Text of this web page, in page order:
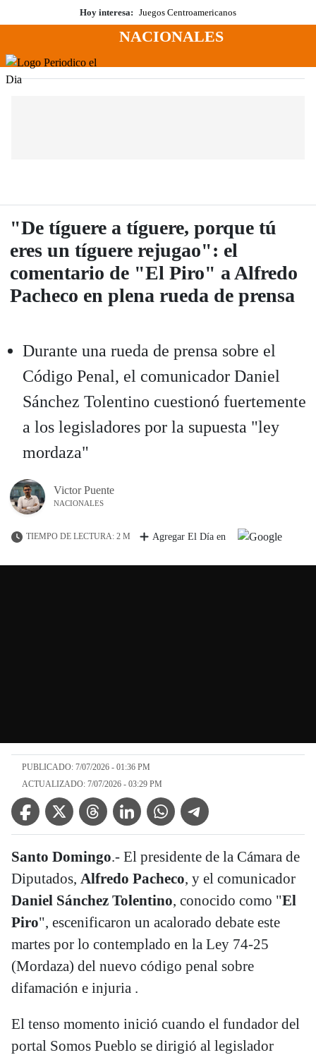
al
Hoy interesa: Juegos Centroamericanos
Menú
NACIONALES
"De tíguere a tíguere, porque tú
eres un tíguere rejugao": el
comentario de "El Piro" a Alfredo
Pacheco en plena rueda de prensa
Durante una rueda de prensa sobre el
Código Penal, el comunicador Daniel
Sánchez Tolentino cuestionó fuertemente
a los legisladores por la supuesta "ley
mordaza"
Victor Puente
NACIONALES
TIEMPO DE LECTURA: 2 M Agregar El Día en
PUBLICADO: 7/07/2026 - 01:36 PM
ACTUALIZADO: 7/07/2026 - 03:29 PM
Facebook IconTwitter IconThreads IconLinkedin IconWhatsApp IconTelegram Icon
Santo Domingo.- El presidente de la Cámara de
Diputados, Alfredo Pacheco, y el comunicador
Daniel Sánchez Tolentino, conocido como "El
Piro", escenificaron un acalorado debate este
martes por lo contemplado en la Ley 74-25
(Mordaza) del nuevo código penal sobre
difamación e injuria .
El tenso momento inició cuando el fundador del
portal Somos Pueblo se dirigió al legislador